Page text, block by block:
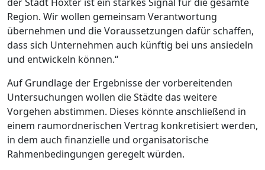
Region. Wir wollen gemeinsam Verantwortung
übernehmen und die Voraussetzungen dafür schaffen,
dass sich Unternehmen auch künftig bei uns ansiedeln
und entwickeln können.“
Auf Grundlage der Ergebnisse der vorbereitenden
Untersuchungen wollen die Städte das weitere
Vorgehen abstimmen. Dieses könnte anschließend in
einem raumordnerischen Vertrag konkretisiert werden,
in dem auch finanzielle und organisatorische
Rahmenbedingungen geregelt würden.